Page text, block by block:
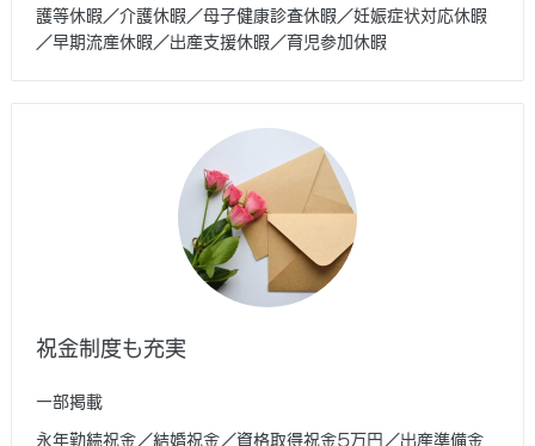
護等休暇／介護休暇／母子健康診査休暇／妊娠症状対応休暇
／早期流産休暇／出産支援休暇／育児参加休暇
祝金制度も充実
一部掲載
永年勤続祝金／結婚祝金／資格取得祝金5万円／出産準備金